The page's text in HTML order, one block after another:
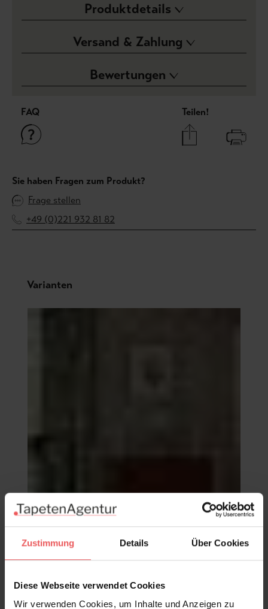
Zustimmung Details Über Cookies
Diese Webseite verwendet Cookies
Wir verwenden Cookies, um Inhalte und Anzeigen zu
Produktdetails
Versand & Zahlung
Bewertungen
FAQ Teilen!
Sie haben Fragen zum Produkt?
Frage stellen
+49 (0)221 932 81 82
Produktgalerie überspringen
Varianten
146,00 €